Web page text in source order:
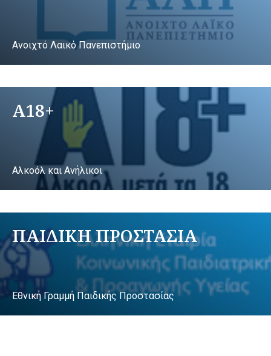
Ανοιχτό Λαικό Πανεπιστήμιο
A18+
Αλκοόλ και Ανήλικοι
ΠΑΙΔΙΚΗ ΠΡΟΣΤΑΣΙΑ
Εθνική Γραμμή Παιδικής Προστασίας